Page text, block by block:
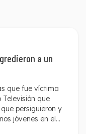
a un
que fue víctima
que
persiguieron y
jóvenes en el